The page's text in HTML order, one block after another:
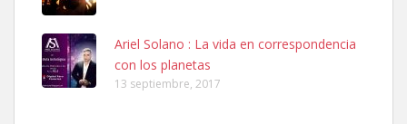
Ninfa perdida
El día 5 se los perdió una ninfa papillera, asustada tiene miedo a la
calle, se perdió por la zon...
Ariel Solano : La vida en correspondencia
con los planetas
13 septiembre, 2017